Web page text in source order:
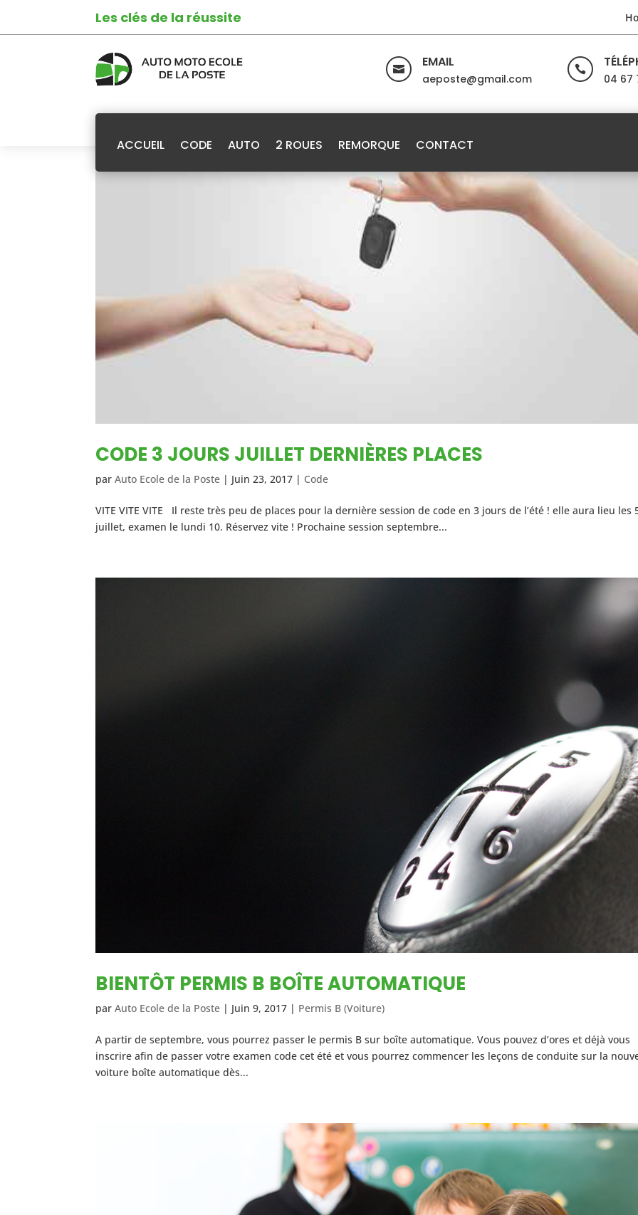
Les clés de la réussite
 EMAIL
aeposte@gmail.com

04 67
ACCUEIL CODE AUTO 2 ROUES REMORQUE CONTACT
CODE 3 JOURS JUILLET DERNIÈRES PLACES
parAuto Ecole de la Poste | Juin 23, 2017 | Code
VITE VITE VITE Il reste très peu de places pour la dernière session de code en 3 jours de l’été ! elle aura lieu les
juillet, examen le lundi 10. Réservez vite ! Prochaine session septembre...
BIENTÔT PERMIS B BOÎTE AUTOMATIQUE
parAuto Ecole de la Poste | Juin 9, 2017 | Permis B (Voiture)
A partir de septembre, vous pourrez passer le permis B sur boîte automatique. Vous pouvez d’ores et déjà vous
inscrire afin de passer votre examen code cet été et vous pourrez commencer les leçons de conduite sur la
voiture boîte automatique dès...